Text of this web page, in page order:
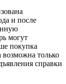
и после
могут
покупка
возможна только
справки